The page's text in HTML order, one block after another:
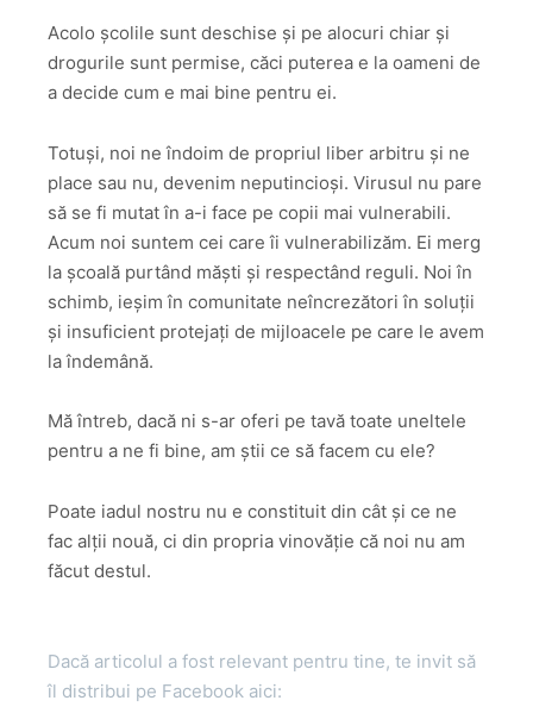
Acolo școlile sunt deschise și pe alocuri chiar și
drogurile sunt permise, căci puterea e la oameni de
a decide cum e mai bine pentru ei.
Totuși, noi ne îndoim de propriul liber arbitru și ne
place sau nu, devenim neputincioși. Virusul nu pare
să se fi mutat în a-i face pe copii mai vulnerabili.
Acum noi suntem cei care îi vulnerabilizăm. Ei merg
la școală purtând măști și respectând reguli. Noi în
schimb, ieșim în comunitate neîncrezători în soluții
și insuficient protejați de mijloacele pe care le avem
la îndemână.
Mă întreb, dacă ni s-ar oferi pe tavă toate uneltele
pentru a ne fi bine, am știi ce să facem cu ele?
Poate iadul nostru nu e constituit din cât și ce ne
fac alții nouă, ci din propria vinovăție că noi nu am
făcut destul.
Dacă articolul a fost relevant pentru tine, te invit să
îl distribui pe Facebook aici: